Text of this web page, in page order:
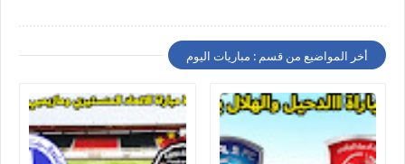
أخر المواضيع من قسم : مباريات اليوم